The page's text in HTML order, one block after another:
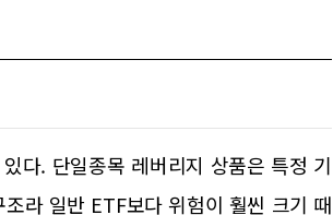
다. 단일종목 레버리지 상품은 특정 기
라 일반 ETF보다 위험이 훨씬 크기 때